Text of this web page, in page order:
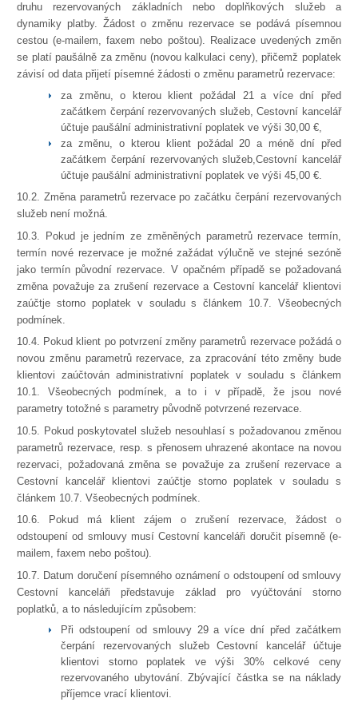
druhu rezervovaných základních nebo doplňkových služeb a
dynamiky platby. Žádost o změnu rezervace se podává písemnou
cestou (e-mailem, faxem nebo poštou). Realizace uvedených změn
se platí paušálně za změnu (novou kalkulaci ceny), přičemž poplatek
závisí od data přijetí písemné žádosti o změnu parametrů rezervace:
za změnu, o kterou klient požádal 21 a více dní před
začátkem čerpání rezervovaných služeb, Cestovní kancelář
účtuje paušální administrativní poplatek ve výši 30,00 €,
za změnu, o kterou klient požádal 20 a méně dní před
začátkem čerpání rezervovaných služeb,Cestovní kancelář
účtuje paušální administrativní poplatek ve výši 45,00 €.
10.2. Změna parametrů rezervace po začátku čerpání rezervovaných
služeb není možná.
10.3. Pokud je jedním ze změněných parametrů rezervace termín,
termín nové rezervace je možné zažádat výlučně ve stejné sezóně
jako termín původní rezervace. V opačném případě se požadovaná
změna považuje za zrušení rezervace a Cestovní kancelář klientovi
zaúčtje storno poplatek v souladu s článkem 10.7. Všeobecných
podmínek.
10.4. Pokud klient po potvrzení změny parametrů rezervace požádá o
novou změnu parametrů rezervace, za zpracování této změny bude
klientovi zaúčtován administrativní poplatek v souladu s článkem
10.1. Všeobecných podmínek, a to i v případě, že jsou nové
parametry totožné s parametry původně potvrzené rezervace.
10.5. Pokud poskytovatel služeb nesouhlasí s požadovanou změnou
parametrů rezervace, resp. s přenosem uhrazené akontace na novou
rezervaci, požadovaná změna se považuje za zrušení rezervace a
Cestovní kancelář klientovi zaúčtje storno poplatek v souladu s
článkem 10.7. Všeobecných podmínek.
10.6. Pokud má klient zájem o zrušení rezervace, žádost o
odstoupení od smlouvy musí Cestovní kanceláři doručit písemně (e-
mailem, faxem nebo poštou).
10.7. Datum doručení písemného oznámení o odstoupení od smlouvy
Cestovní kanceláři představuje základ pro vyúčtování storno
poplatků, a to následujícím způsobem:
Při odstoupení od smlouvy 29 a více dní před začátkem
čerpání rezervovaných služeb Cestovní kancelář účtuje
klientovi storno poplatek ve výši 30% celkové ceny
rezervovaného ubytování. Zbývající částka se na náklady
příjemce vrací klientovi.